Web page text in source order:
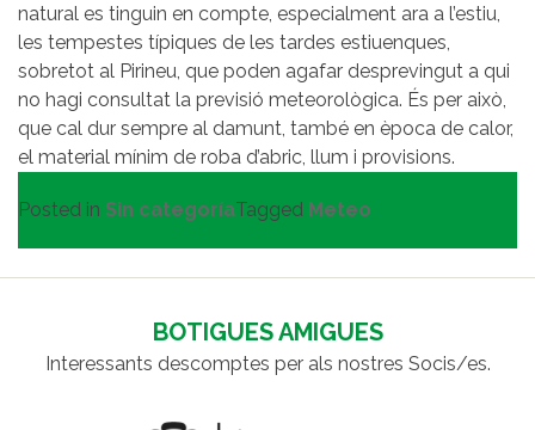
natural es tinguin en compte, especialment ara a l’estiu,
les tempestes típiques de les tardes estiuenques,
sobretot al Pirineu, que poden agafar desprevingut a qui
no hagi consultat la previsió meteorològica. És per això,
que cal dur sempre al damunt, també en època de calor,
el material mínim de roba d’abric, llum i provisions.
Posted in Sin categoríaTagged Meteo
BOTIGUES AMIGUES
Interessants descomptes per als nostres Socis/es.